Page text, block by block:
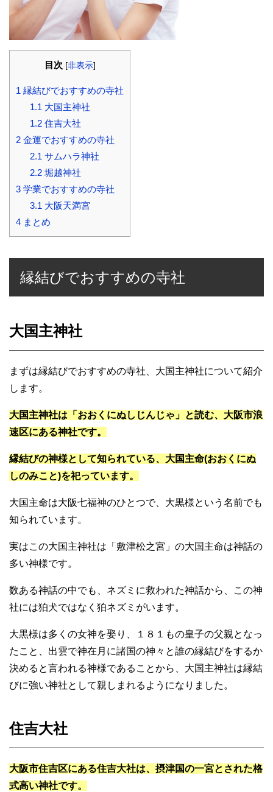
目次 [非表示]
1 縁結びでおすすめの寺社
1.1 大国主神社
1.2住吉大社
2 金運でおすすめの寺社
2.1 サムハラ神社
2.2堀越神社
3 学業でおすすめの寺社
3.1 大阪天満宮
4 まとめ
縁結びでおすすめの寺社
大国主神社
まずは縁結びでおすすめの寺社、大国主神社について紹介
します。
大国主神社は「おおくにぬしじんじゃ」と読む、大阪市浪
速区にある神社です。
縁結びの神様として知られている、大国主命(おおくにぬ
しのみこと)を祀っています。
大国主命は大阪七福神のひとつで、大黒様という名前でも
知られています。
実はこの大国主神社は「敷津松之宮」の大国主命は神話の
多い神様です。
数ある神話の中でも、ネズミに救われた神話から、この神
社には狛犬ではなく狛ネズミがいます。
大黒様は多くの女神を娶り、１８１もの皇子の父親となっ
たこと、出雲で神在月に諸国の神々と誰の縁結びをするか
決めると言われる神様であることから、大国主神社は縁結
びに強い神社として親しまれるようになりました。
住吉大社
大阪市住吉区にある住吉大社は、摂津国の一宮とされた格
式高い神社です。